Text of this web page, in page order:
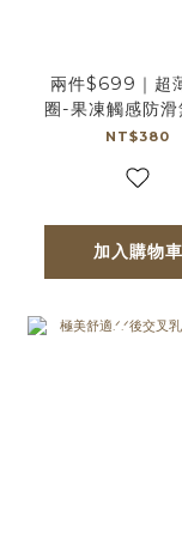
兩件$699｜超
圈-果凍觸感防滑
Bra
NT$380
加入購物車